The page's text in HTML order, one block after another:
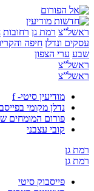
רמת גן רחובות חולון
ונדלן חיפה והקריות תל
ערי הצפון
מודיעין סיטי- f
נדלן מקומי בפייסבוק
פורום המומחים של Mcity
קובי עצבני
פייסבוק סיטי